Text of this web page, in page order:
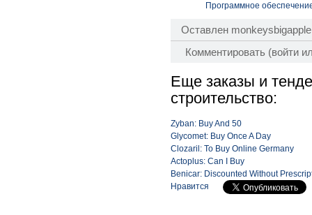
Программное
Оставлен monkeysbigapple
Комментировать (войти
Еще заказы и
строительство:
Zyban: Buy And 50
Glycomet: Buy Once A Day
Clozaril: To Buy Online Germany
Actoplus: Can I Buy
Benicar: Discounted Without
Нравится